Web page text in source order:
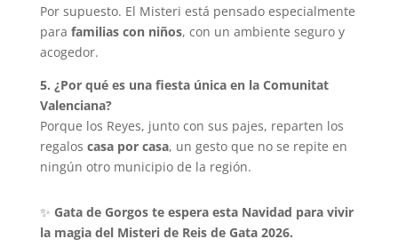
Por supuesto. El Misteri está pensado especialmente
para familias con niños, con un ambiente seguro y
acogedor.
5. ¿Por qué es una fiesta única en la Comunitat
Valenciana?
Porque los Reyes, junto con sus pajes, reparten los
regalos casa por casa, un gesto que no se repite en
ningún otro municipio de la región.
✨ Gata de Gorgos te espera esta Navidad para vivir
la magia del Misteri de Reis de Gata 2026.